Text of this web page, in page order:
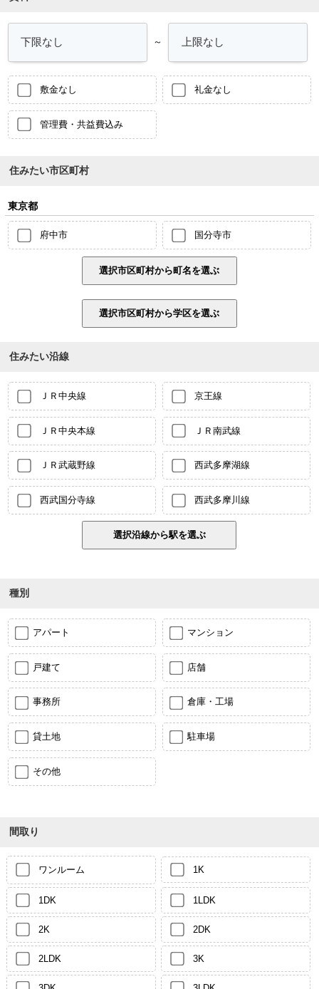
～
敷金なし 礼金なし
管理費・共益費込み
住みたい市区町村
東京都
府中市 国分寺市
住みたい沿線
ＪＲ中央線 京王線
ＪＲ中央本線 ＪＲ南武線
ＪＲ武蔵野線 西武多摩湖線
西武国分寺線 西武多摩川線
種別
アパート マンション
戸建て 店舗
事務所 倉庫・工場
貸土地 駐車場
その他
間取り
ワンルーム 1K
1DK 1LDK
2K 2DK
2LDK 3K